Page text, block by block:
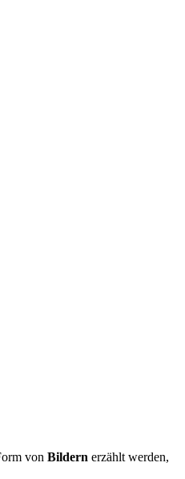
von Bildern erzählt werden,